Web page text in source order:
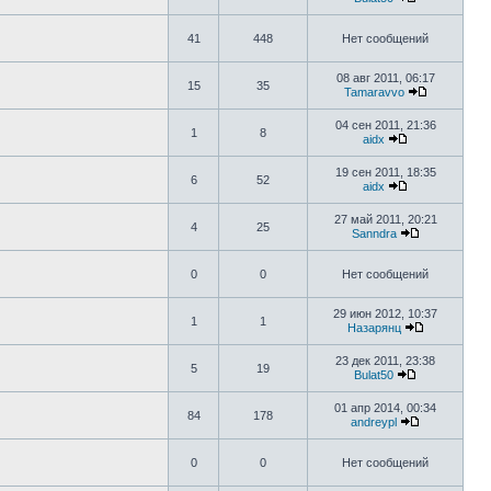
41 448 Нет сообщений
15 35
08 авг 2011, 06:17
Tamaravvo
1 8
04 сен 2011, 21:36
aidx
6 52
19 сен 2011, 18:35
aidx
4 25
27 май 2011, 20:21
Sanndra
0 0 Нет сообщений
1 1
29 июн 2012, 10:37
Назарянц
5 19
23 дек 2011, 23:38
Bulat50
84 178
01 апр 2014, 00:34
andreypl
0 0 Нет сообщений